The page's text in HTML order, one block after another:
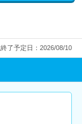
了予定日：2026/08/10